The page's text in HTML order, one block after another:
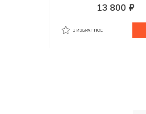
13 800 руб.
В ИЗБРАННОЕ